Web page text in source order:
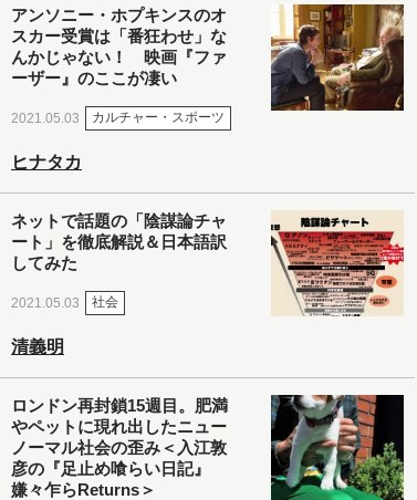
アンソニー・ホプキンスのオ
スカー受賞は「番狂わせ」な
んかじゃない！ 映画『ファ
ーザー』のここが凄い
2021.05.03 カルチャー・スポーツ
ヒナタカ
ネットで話題の「陰謀論チャ
ート」を徹底解説＆日本語訳
してみた
2021.05.03 社会
清義明
ロンドン再封鎖15週目。肥満
やペットに現れ出したニュー
ノーマル社会の歪み＜入江敦
彦の『足止め喰らい日記』
嫌々乍らReturns＞